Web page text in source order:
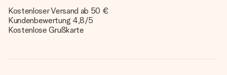
Kostenloser Versand ab 50 €
Kundenbewertung 4,8/5
Kostenlose Grußkarte